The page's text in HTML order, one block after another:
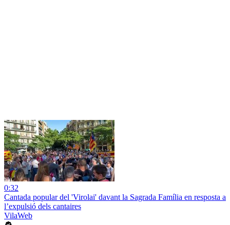
0:32
Cantada popular del 'Virolai' davant la Sagrada Família en resposta a
l’expulsió dels cantaires
VilaWeb